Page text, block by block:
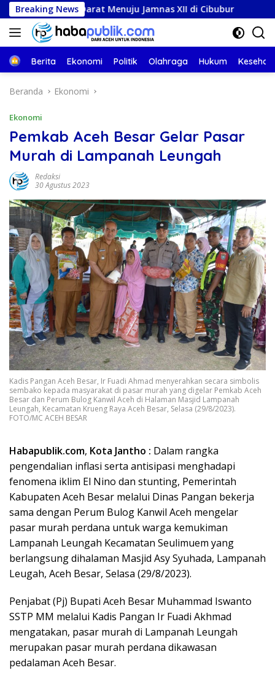
Langsung
ke
konten
Breaking News
Menuju Jamnas XII di Cibubur Pemkab Aceh
Beranda
Berita Ekonomi Politik Olahraga Hukum
Beranda Ekonomi
Ekonomi
Pemkab Aceh Besar Gelar Pasar
Murah di Lampanah Leungah
Redaksi
30 Agustus 2023
Kadis Pangan Aceh Besar, Ir Fuadi Ahmad menyerahkan secara simbolis
sembako kepada masyarakat di pasar murah yang digelar Pemkab Aceh
Besar dan Perum Bulog Kanwil Aceh di Halaman Masjid Lampanah
Leungah, Kecamatan Krueng Raya Aceh Besar, Selasa (29/8/2023).
FOTO/MC ACEH BESAR
Habapublik.com, Kota Jantho : Dalam rangka
pengendalian inflasi serta antisipasi menghadapi
fenomena iklim El Nino dan stunting, Pemerintah
Kabupaten Aceh Besar melalui Dinas Pangan bekerja
sama dengan Perum Bulog Kanwil Aceh mengelar
pasar murah perdana untuk warga kemukiman
Lampanah Leungah Kecamatan Seulimuem yang
berlangsung dihalaman Masjid Asy Syuhada, Lampanah
Leugah, Aceh Besar, Selasa (29/8/2023).
Penjabat (Pj) Bupati Aceh Besar Muhammad Iswanto
SSTP MM melalui Kadis Pangan Ir Fuadi Akhmad
mengatakan, pasar murah di Lampanah Leungah
merupakan pasar murah perdana dikawasan
pedalaman Aceh Besar.